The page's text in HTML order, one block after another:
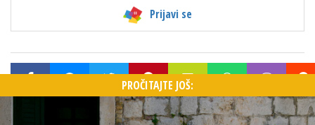
Prijavi se
PROČITAJTE JOŠ: